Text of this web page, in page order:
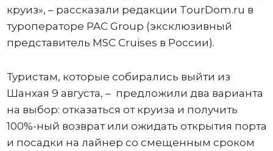
круиз», – рассказали редакции TourDom.ru в
туроператоре PAC Group (эксклюзивный
представитель MSC Cruises в России).
Туристам, которые собирались выйти из
Шанхая 9 августа, – предложили два варианта
на выбор: отказаться от круиза и получить
100%-ный возврат или ожидать открытия порта
и посадки на лайнер со смещенным сроком